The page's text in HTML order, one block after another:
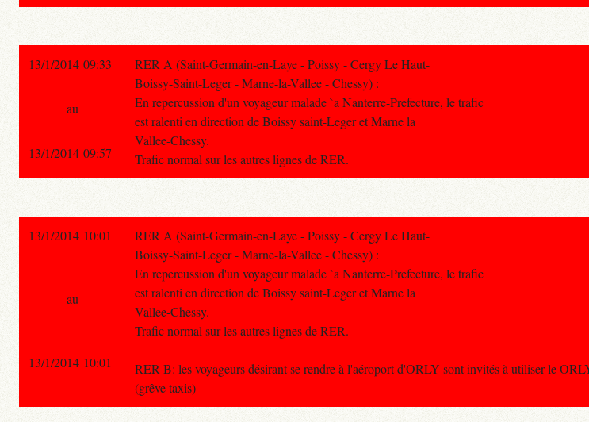
13/1/2014 09:33
RER A (Saint-Germain-en-Laye - Poissy - Cergy Le Haut-
Boissy-Saint-Leger - Marne-la-Vallee - Chessy) :
En repercussion d'un voyageur malade `a Nanterre-Prefecture, le trafic
est ralenti en direction de Boissy saint-Leger et Marne la
Vallee-Chessy.
Trafic normal sur les autres lignes de RER.
au
13/1/2014 09:57
13/1/2014 10:01
RER A (Saint-Germain-en-Laye - Poissy - Cergy Le Haut-
Boissy-Saint-Leger - Marne-la-Vallee - Chessy) :
En repercussion d'un voyageur malade `a Nanterre-Prefecture, le trafic
est ralenti en direction de Boissy saint-Leger et Marne la
Vallee-Chessy.
Trafic normal sur les autres lignes de RER.
RER B: les voyageurs désirant se rendre à l'aéroport d'ORLY sont invités à utiliser le
(grêve taxis)
au
13/1/2014 10:01